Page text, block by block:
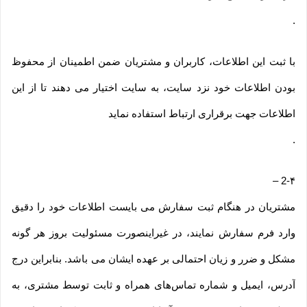
.
با ثبت این اطلاعات، کاربران و مشتریان ضمن اطمینان از محفوظ
بودن اطلاعات خود نزد سایت، به سایت اختیار می دهند تا از این
اطلاعات جهت برقراری ارتباط استفاده نماید
.
2-۴ –
مشتریان در هنگام ثبت سفارش می بایست اطلاعات خود را دقیق
وارد فرم سفارش نمایند، در غیراینصورت مسئولیت بروز هر گونه
مشکل و ضرر و زیان احتمالی بر عهده ایشان می باشد. بنابراین درج
آدرس، ایمیل و شماره تماس‌های همراه و ثابت توسط مشتری، به